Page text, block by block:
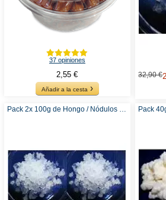
37 opiniones
2,55 €
Añadir a la cesta
32,90 €
Pack 2x 100g de Hongo / Nódulos de Kéfir de Agua